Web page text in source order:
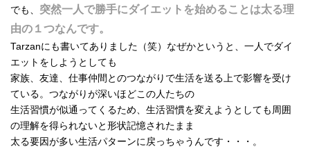
でも、 突然一人で勝手にダイエットを始めることは太る理
由の１つなんです。
Tarzanにも書いてありました（笑）なぜかというと、一人でダイ
エットをしようとしても
家族、友達、仕事仲間とのつながりで生活を送る上で影響を受け
ている。つながりが深いほどこの人たちの
生活習慣が似通ってくるため、生活習慣を変えようとしても周囲
の理解を得られないと形状記憶されたまま
太る要因が多い生活パターンに戻っちゃうんです・・・。